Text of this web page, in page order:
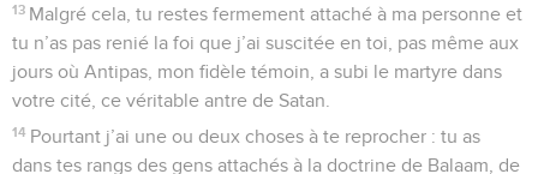
13 Malgré cela, tu restes fermement attaché à ma personne et
tu n’as pas renié la foi que j’ai suscitée en toi, pas même aux
jours où Antipas, mon fidèle témoin, a subi le martyre dans
votre cité, ce véritable antre de Satan.
14 Pourtant j’ai une ou deux choses à te reprocher : tu as
dans tes rangs des gens attachés à la doctrine de Balaam, de